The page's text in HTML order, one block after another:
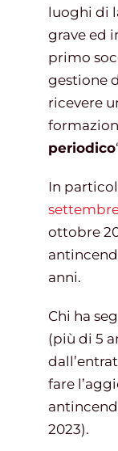
luoghi di
grave ed
primo
gestione
ricevere
periodico
In
settembre
ottobre
anni.
Chi ha
(più di 5
fare
2023).